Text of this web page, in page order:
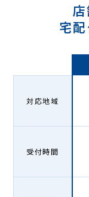
Lenet〈リ
ト〉
宅
対応地域
受付時間